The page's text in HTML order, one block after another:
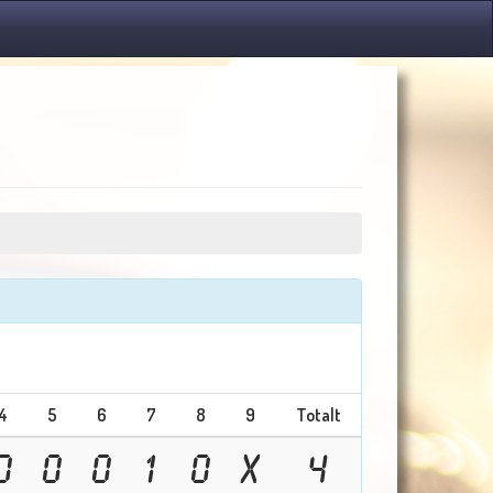
5 6 7 8 9 Totalt
0 0 1 0 X 4